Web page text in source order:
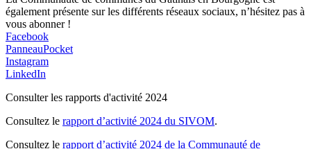
également présente sur les différents réseaux sociaux, n’hésitez pas à
vous abonner !
Facebook
PanneauPocket
Instagram
LinkedIn
Consulter les rapports d'activité 2024
Consultez le rapport d’activité 2024 du SIVOM.
Consultez le rapport d’activité 2024 de la Communauté de